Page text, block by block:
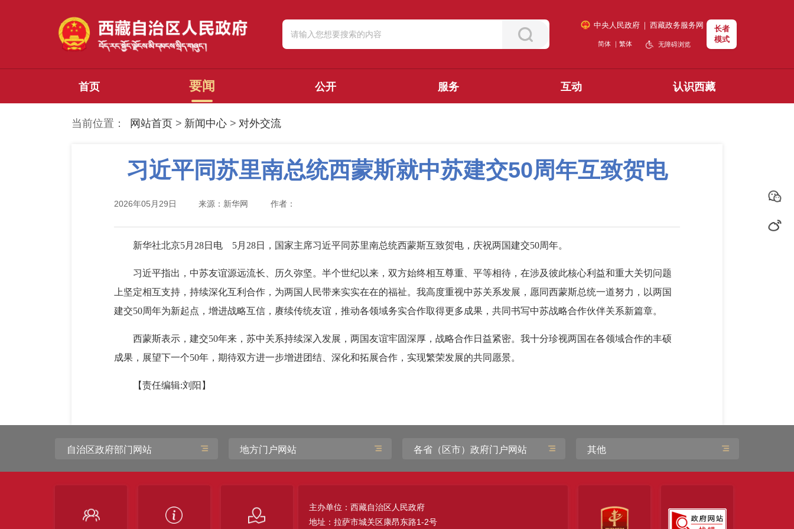
中央人民政府 ｜ 西藏政务服务网
简体｜ 繁体 无障碍浏览
长者
模式
首页 要闻 公开 服务 互动 认识西藏
当前位置： 网站首页 > 新闻中心 > 对外交流
习近平同苏里南总统西蒙斯就中苏建交50周年互致贺电
2026年05月29日 来源：新华网 作者：
新华社北京5月28日电 5月28日，国家主席习近平同苏里南总统西蒙斯互致贺电，庆祝两国建交50周年。
习近平指出，中苏友谊源远流长、历久弥坚。半个世纪以来，双方始终相互尊重、平等相待，在涉及彼此核心利益和重大关切问题
上坚定相互支持，持续深化互利合作，为两国人民带来实实在在的福祉。我高度重视中苏关系发展，愿同西蒙斯总统一道努力，以两国
建交50周年为新起点，增进战略互信，赓续传统友谊，推动各领域务实合作取得更多成果，共同书写中苏战略合作伙伴关系新篇章。
西蒙斯表示，建交50年来，苏中关系持续深入发展，两国友谊牢固深厚，战略合作日益紧密。我十分珍视两国在各领域合作的丰硕
成果，展望下一个50年，期待双方进一步增进团结、深化和拓展合作，实现繁荣发展的共同愿景。
【责任编辑:刘阳】
自治区政府部门网站 地方门户网站 各省（区市）政府门户网站 其他
主办单位：西藏自治区人民政府
地址：拉萨市城关区康昂东路1-2号